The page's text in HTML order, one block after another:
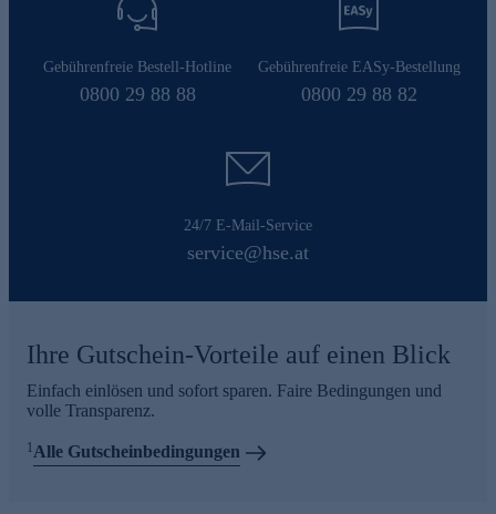
Gebührenfreie Bestell-Hotline
0800 29 88 88
Gebührenfreie EASy-Bestellung
0800 29 88 82
24/7 E-Mail-Service
service@hse.at
Ihre Gutschein-Vorteile auf einen Blick
Einfach einlösen und sofort sparen. Faire Bedingungen und
volle Transparenz.
1Alle Gutscheinbedingungen